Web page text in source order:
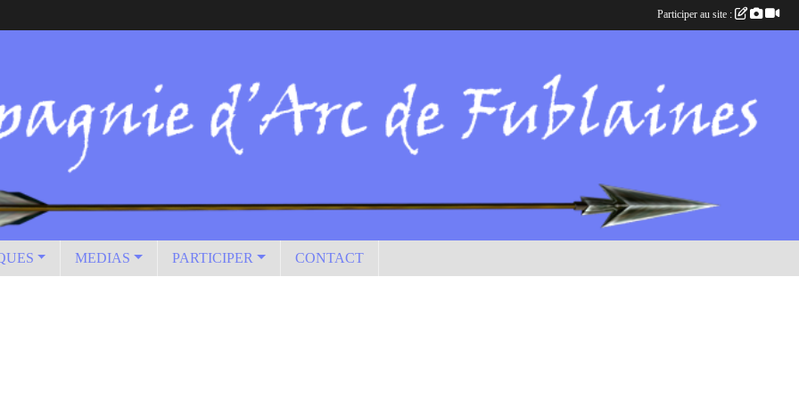
MEDIAS PARTICIPER CONTACT
Participer au site :